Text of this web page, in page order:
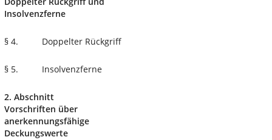
Insolvenzferne
§ 4. Doppelter Rückgriff
§ 5. Insolvenzferne
2. Abschnitt
Vorschriften über
anerkennungsfähige
Deckungswerte